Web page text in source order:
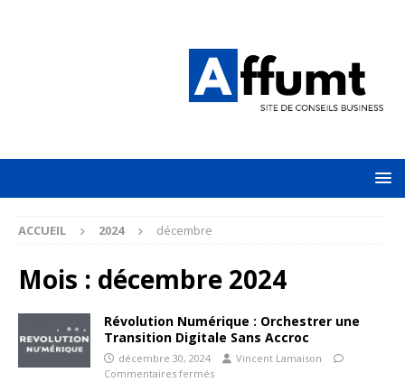
ACCUEIL 2024 décembre
Mois : décembre 2024
Révolution Numérique : Orchestrer une
Transition Digitale Sans Accroc
décembre 30, 2024
Vincent Lamaison
Commentaires fermés